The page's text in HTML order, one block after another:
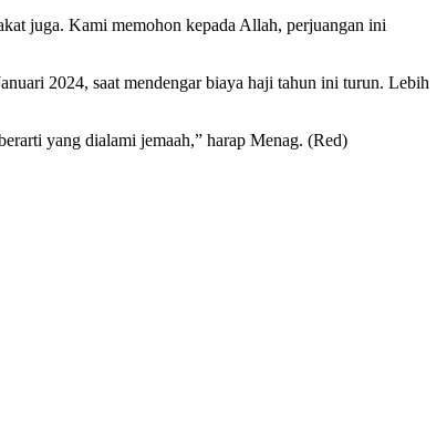
juga. Kami memohon kepada Allah, perjuangan ini
2024, saat mendengar biaya haji tahun ini turun. Lebih
yang dialami jemaah,” harap Menag. (Red)